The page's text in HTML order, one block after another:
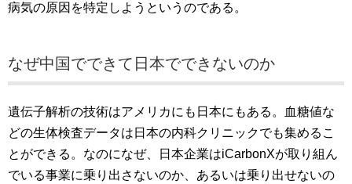
病気の原因を特定しようというのである。
なぜ中国でできて日本でできないのか
遺伝子解析の技術はアメリカにも日本にもある。血糖値な
どの生体検査データは日本の内科クリニックでも集めるこ
とができる。なのになぜ、日本企業はiCarbonXが取り組ん
でいる事業に乗り出さないのか、あるいは乗り出せないの